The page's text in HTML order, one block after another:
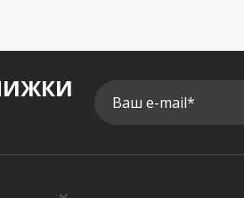
Ваш e-mail*